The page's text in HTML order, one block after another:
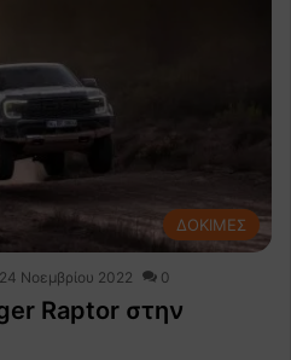
ΔΟΚΙΜΕΣ
24 Νοεμβρίου 2022 0
Raptor στην